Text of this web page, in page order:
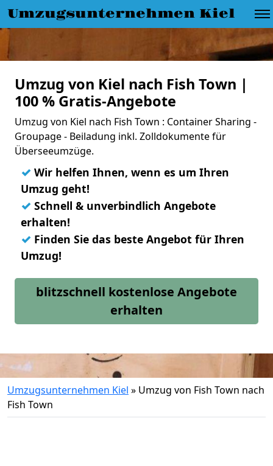
Umzugsunternehmen Kiel
Umzug von Kiel nach Fish Town |
100 % Gratis-Angebote
Umzug von Kiel nach Fish Town : Container Sharing -
Groupage - Beiladung inkl. Zolldokumente für
Überseeumzüge.
✓ Wir helfen Ihnen, wenn es um Ihren
Umzug geht!
✓ Schnell & unverbindlich Angebote
erhalten!
✓ Finden Sie das beste Angebot für Ihren
Umzug!
blitzschnell kostenlose Angebote
erhalten
Umzugsunternehmen Kiel » Umzug von Fish Town nach
Fish Town